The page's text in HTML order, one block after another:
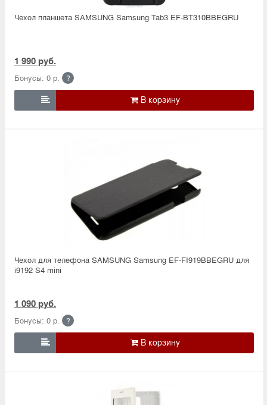
Чехол планшета SAMSUNG Samsung Tab3 EF-BT310BBEGRU
1 990 руб.
Бонусы: 0 р. ?

Чехол для телефона SAMSUNG Samsung EF-FI919BBEGRU для
i9192 S4 mini
1 090 руб.
Бонусы: 0 р. ?
